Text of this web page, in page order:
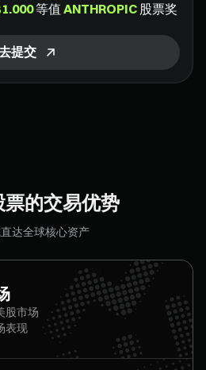
等值 ANTHROPIC 股票奖
提交
的交易优势
达全球核心资产
股市场
表现